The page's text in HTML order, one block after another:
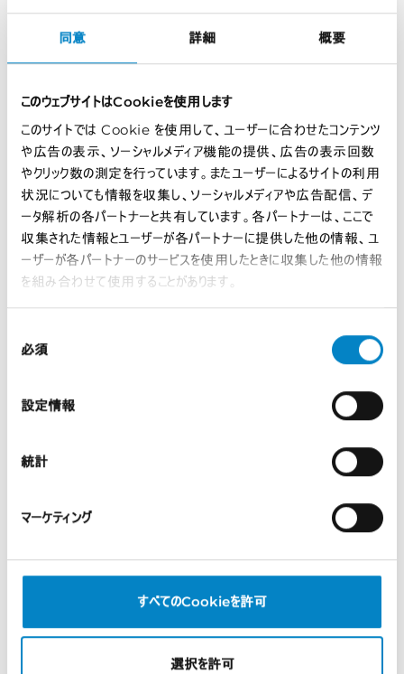
同意 詳細 概要
このウェブサイトはCookieを使用します
このサイトでは Cookie を使用して、ユーザーに合わせたコンテンツ
や広告の表示、ソーシャルメディア機能の提供、広告の表示回数
やクリック数の測定を行っています。またユーザーによるサイトの利用
状況についても情報を収集し、ソーシャルメディアや広告配信、デ
ータ解析の各パートナーと共有しています。各パートナーは、ここで
収集された情報とユーザーが各パートナーに提供した他の情報、ユ
ーザーが各パートナーのサービスを使用したときに収集した他の情報
を組み合わせて使用することがあります。
必須
設定情報
統計
マーケティング
すべてのCookieを許可
選択を許可
太陽光発電の新たな姿 技術、モジュール、そし...
2026年8月7日 | インサイト
現代のエネルギー市場において、太陽光発電 […]
統一特許裁判所（UPC）における技術的均等論
2026年8月7日 | UP & UPC, インサイト
背景 技術的均等論（Doctrine o […]